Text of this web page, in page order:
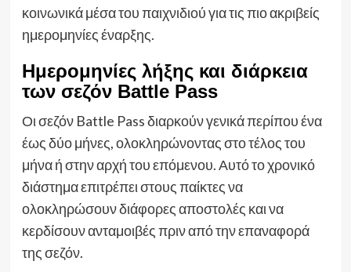
κοινωνικά μέσα του παιχνιδιού για τις πιο ακριβείς
ημερομηνίες έναρξης.
Ημερομηνίες λήξης και διάρκεια
των σεζόν Battle Pass
Οι σεζόν Battle Pass διαρκούν γενικά περίπου ένα
έως δύο μήνες, ολοκληρώνοντας στο τέλος του
μήνα ή στην αρχή του επόμενου. Αυτό το χρονικό
διάστημα επιτρέπει στους παίκτες να
ολοκληρώσουν διάφορες αποστολές και να
κερδίσουν ανταμοιβές πριν από την επαναφορά
της σεζόν.